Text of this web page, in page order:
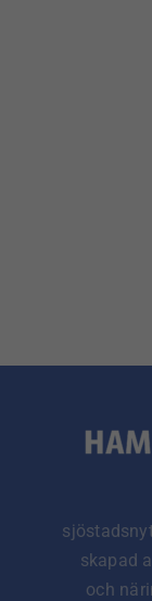
skapad
och